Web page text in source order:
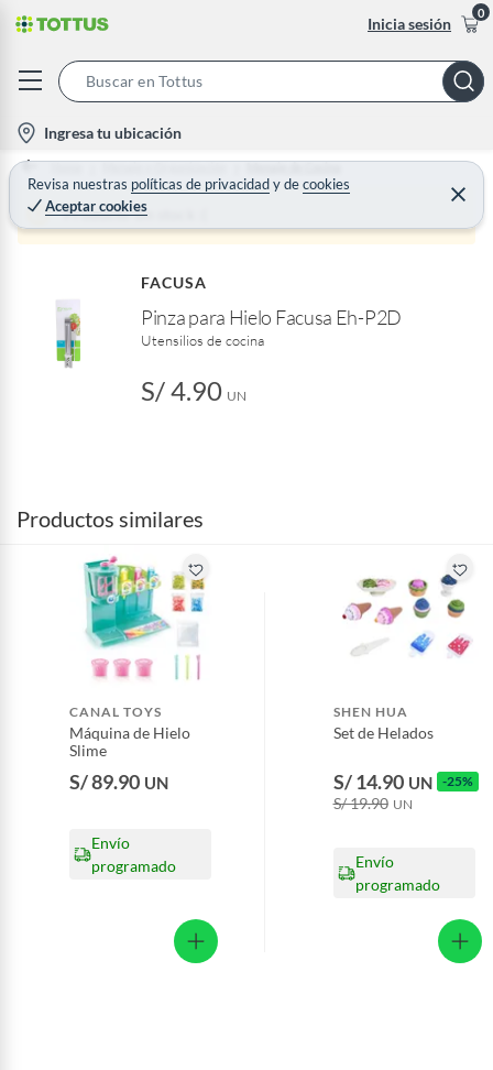
Inicia sesión
0
h
o
t
Ingresa tu ubicación
Revisa nuestras políticas de privacidadydecookies
Aceptar cookies
C
e
r
Home Menaje y Organización Menaje de Cocina
Producto sin stock :(
FACUSA
Pinza para Hielo Facusa Eh-P2D
Utensilios de cocina
S/ 4.90 UN
Productos similares
CANAL TOYS
Máquina de Hielo
Slime
S/ 89.90 UN
Envío
programado
SHEN HUA
Set de Helados
S/ 14.90 UN -25%
S/ 19.90 UN
Envío
programado